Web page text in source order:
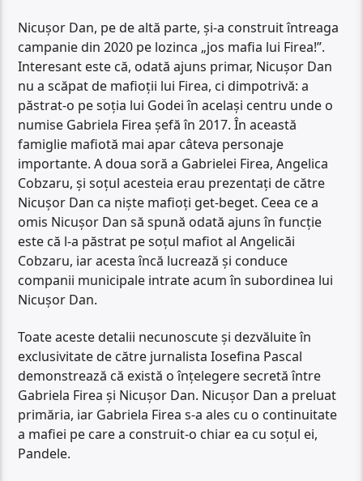
Nicușor Dan, pe de altă parte, și-a construit întreaga
campanie din 2020 pe lozinca „jos mafia lui Firea!”.
Interesant este că, odată ajuns primar, Nicușor Dan
nu a scăpat de mafioții lui Firea, ci dimpotrivă: a
păstrat-o pe soția lui Godei în același centru unde o
numise Gabriela Firea șefă în 2017. În această
famiglie mafiotă mai apar câteva personaje
importante. A doua soră a Gabrielei Firea, Angelica
Cobzaru, și soțul acesteia erau prezentați de către
Nicușor Dan ca niște mafioți get-beget. Ceea ce a
omis Nicușor Dan să spună odată ajuns în funcție
este că l-a păstrat pe soțul mafiot al Angelicăi
Cobzaru, iar acesta încă lucrează și conduce
companii municipale intrate acum în subordinea lui
Nicușor Dan.
Toate aceste detalii necunoscute și dezvăluite în
exclusivitate de către jurnalista Iosefina Pascal
demonstrează că există o înțelegere secretă între
Gabriela Firea și Nicușor Dan. Nicușor Dan a preluat
primăria, iar Gabriela Firea s-a ales cu o continuitate
a mafiei pe care a construit-o chiar ea cu soțul ei,
Pandele.